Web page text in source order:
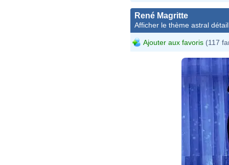
René Magritte
Afficher le thème astral
Ajouter aux favoris (117